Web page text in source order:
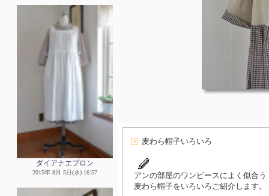
ダイアナエプロン
2015年 8月 5日(水) 16:57
麦わら帽子いろいろ
アンの部屋のワンピースによく似合う
麦わら帽子をいろいろご紹介します。